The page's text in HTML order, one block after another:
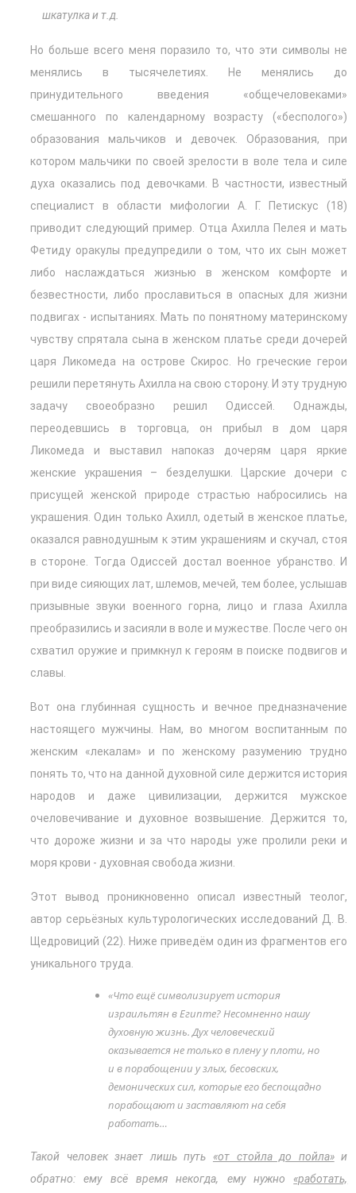
шкатулка и т.д.
Но больше всего меня поразило то, что эти символы не
менялись в тысячелетиях. Не менялись до
принудительного введения «общечеловеками»
смешанного по календарному возрасту («бесполого»)
образования мальчиков и девочек. Образования, при
котором мальчики по своей зрелости в воле тела и силе
духа оказались под девочками. В частности, известный
специалист в области мифологии А. Г. Петискус (18)
приводит следующий пример. Отца Ахилла Пелея и мать
Фетиду оракулы предупредили о том, что их сын может
либо наслаждаться жизнью в женском комфорте и
безвестности, либо прославиться в опасных для жизни
подвигах - испытаниях. Мать по понятному материнскому
чувству спрятала сына в женском платье среди дочерей
царя Ликомеда на острове Скирос. Но греческие герои
решили перетянуть Ахилла на свою сторону. И эту трудную
задачу своеобразно решил Одиссей. Однажды,
переодевшись в торговца, он прибыл в дом царя
Ликомеда и выставил напоказ дочерям царя яркие
женские украшения – безделушки. Царские дочери с
присущей женской природе страстью набросились на
украшения. Один только Ахилл, одетый в женское платье,
оказался равнодушным к этим украшениям и скучал, стоя
в стороне. Тогда Одиссей достал военное убранство. И
при виде сияющих лат, шлемов, мечей, тем более, услышав
призывные звуки военного горна, лицо и глаза Ахилла
преобразились и засияли в воле и мужестве. После чего он
схватил оружие и примкнул к героям в поиске подвигов и
славы.
Вот она глубинная сущность и вечное предназначение
настоящего мужчины. Нам, во многом воспитанным по
женским «лекалам» и по женскому разумению трудно
понять то, что на данной духовной силе держится история
народов и даже цивилизации, держится мужское
очеловечивание и духовное возвышение. Держится то,
что дороже жизни и за что народы уже пролили реки и
моря крови - духовная свобода жизни.
Этот вывод проникновенно описал известный теолог,
автор серьёзных культурологических исследований Д. В.
Щедровиций (22). Ниже приведём один из фрагментов его
уникального труда.
«Что ещё символизирует история
израильтян в Египте? Несомненно нашу
духовную жизнь. Дух человеческий
оказывается не только в плену у плоти, но
и в порабощении у злых, бесовских,
демонических сил, которые его беспощадно
порабощают и заставляют на себя
работать…
Такой человек знает лишь путь «от стойла до пойла»и
обратно: ему всё время некогда, ему нужно «работать,